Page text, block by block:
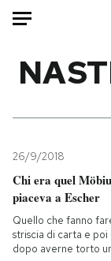
Mondo
Politica
Tecnologia
Internet
Scienza
26/9/2018
Chi era quel
piaceva a Escher
Quello che fanno
striscia di carta e
dopo averne torto